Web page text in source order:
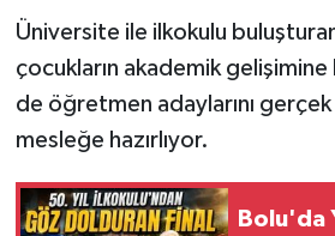
Üniversite ile ilkokulu
çocukların akademik gelişimine
de öğretmen adaylarını gerçek
mesleğe hazırlıyor.
Bolu'da